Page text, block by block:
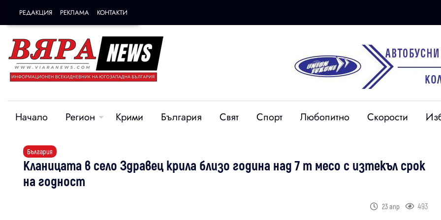
РЕДАКЦИЯ РЕКЛАМА КОНТАКТИ
Начало Регион Крими България Свят Спорт Любопитно Скорости
България
Кланицата в село Здравец крила близо година над 7 т месо с изтекъл срок
на годност
23 апр 493